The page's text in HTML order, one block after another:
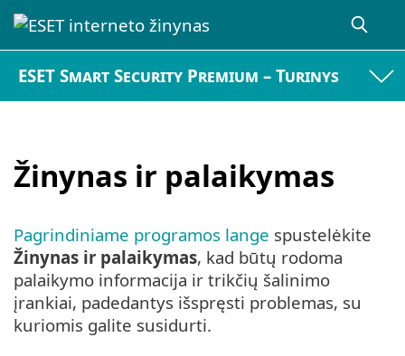
ESET Smart Security Premium – Turinys
Žinynas ir palaikymas
Pagrindiniame programos lange spustelėkite
Žinynas ir palaikymas, kad būtų rodoma
palaikymo informacija ir trikčių šalinimo
įrankiai, padedantys išspręsti problemas, su
kuriomis galite susidurti.